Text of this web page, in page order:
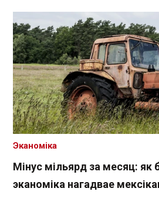
Мінус мільярд за месяц: як
эканоміка нагадвае
Эканоміка